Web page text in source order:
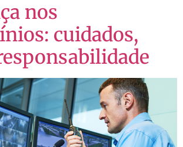
nos
cuidados,